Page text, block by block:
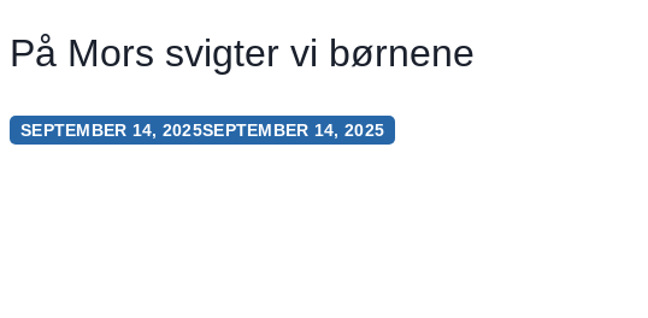
På Mors svigter vi børnene
SEPTEMBER 14, 2025SEPTEMBER 14, 2025